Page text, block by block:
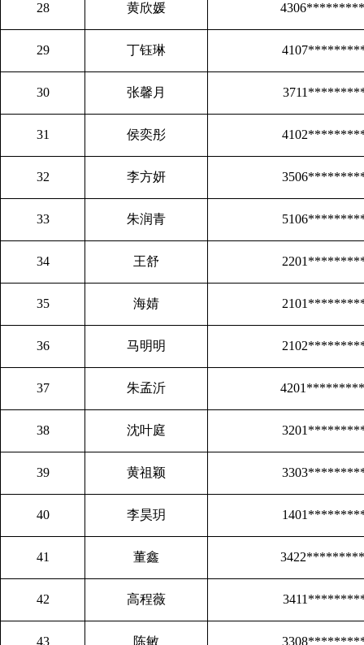
28 黄欣媛
29 丁钰琳
30 张馨月
31 侯奕彤
32 李方妍
33 朱润青
34 王舒
35 海婧
36 马明明
37 朱孟沂
38 沈叶庭
39 黄祖颖
40 李昊玥
41 董鑫
42 高程薇
43 陈敏